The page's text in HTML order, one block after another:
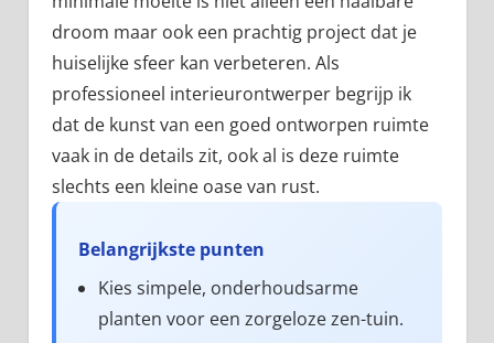
droom maar ook een prachtig project dat je
huiselijke sfeer kan verbeteren. Als
professioneel interieurontwerper begrijp ik
dat de kunst van een goed ontworpen ruimte
vaak in de details zit, ook al is deze ruimte
slechts een kleine oase van rust.
Belangrijkste punten
Kies simpele, onderhoudsarme
planten voor een zorgeloze zen-tuin.